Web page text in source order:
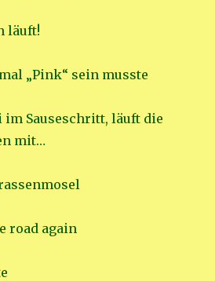
läuft!
„Pink“ sein musste
im Sauseschritt, läuft die
mit…
road again